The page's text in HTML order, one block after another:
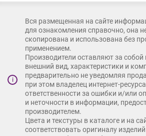
i
Вся размещенная на сайте
для ознакомления справочно, она
скопирована и использована без
применением.
Производители оставляют за собой
внешний вид, характеристики и
предварительно не уведомляя
при этом владелец интернет-
ответственности за ошибки и/или
и неточности в информации,
производителем.
Цвета и текстуры в каталоге и на
соответствовать оригиналу